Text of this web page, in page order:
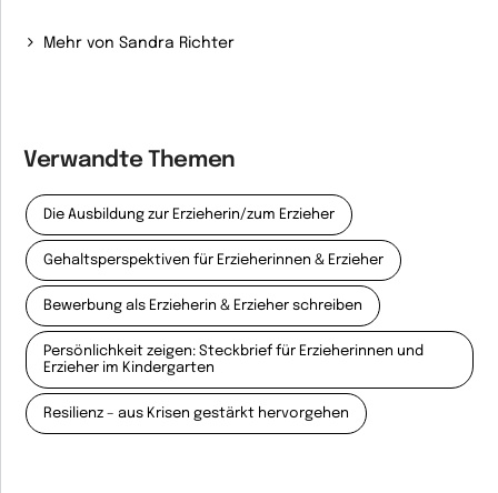
Mehr von Sandra Richter
Verwandte Themen
Die Ausbildung zur Erzieherin/zum Erzieher
Gehaltsperspektiven für Erzieherinnen & Erzieher
Bewerbung als Erzieherin & Erzieher schreiben
Persönlichkeit zeigen: Steckbrief für Erzieherinnen und
Erzieher im Kindergarten
Resilienz – aus Krisen gestärkt hervorgehen